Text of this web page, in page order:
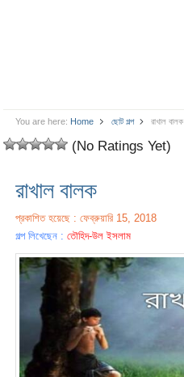
You are here: Home ছোট গল্প রাখাল বালক
(No Ratings Yet)
রাখাল বালক
প্রকাশিত হয়েছে : ফেব্রুয়ারি 15, 2018
গল্প লিখেছেন :তৌহিদ-উল ইসলাম